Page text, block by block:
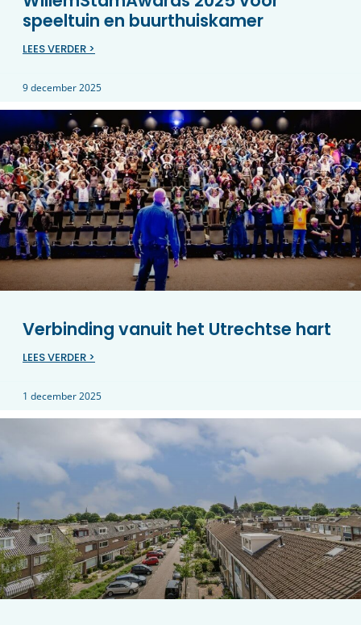
speeltuin en buurthuiskamer
LEES VERDER >
9 december 2025
Verbinding vanuit het Utrechtse hart
LEES VERDER >
1 december 2025